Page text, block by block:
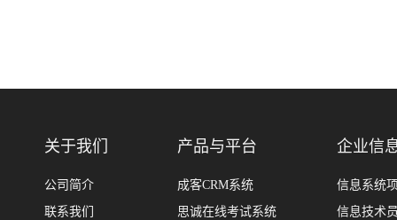
关于我们
公司简介
联系我们
产品与平台
成客CRM系统
思诚在线考试系统
企业信
信息系统
信息技术